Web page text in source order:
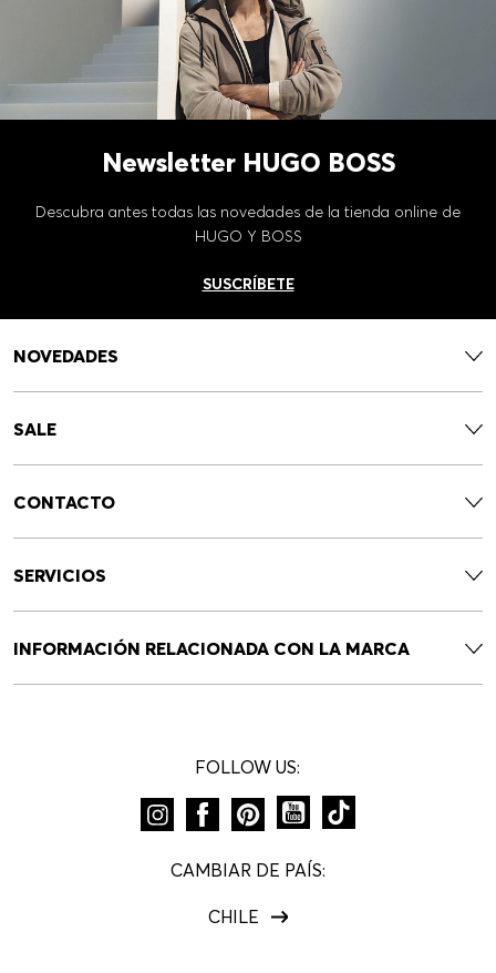
Newsletter HUGO BOSS
Descubra antes todas las novedades de la tienda online de
HUGO Y BOSS
SUSCRÍBETE
NOVEDADES
SALE
CONTACTO
SERVICIOS
INFORMACIÓN RELACIONADA CON LA MARCA
FOLLOW US:
CAMBIAR DE PAÍS:
CHILE